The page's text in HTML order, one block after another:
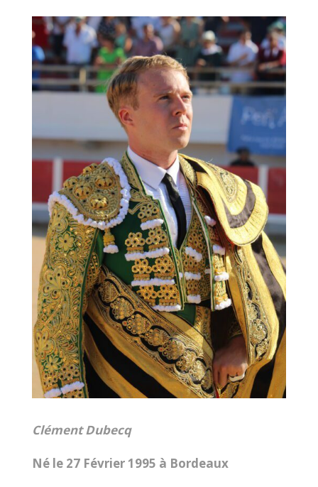
Clément Dubecq
Né le 27 Février 1995 à Bordeaux